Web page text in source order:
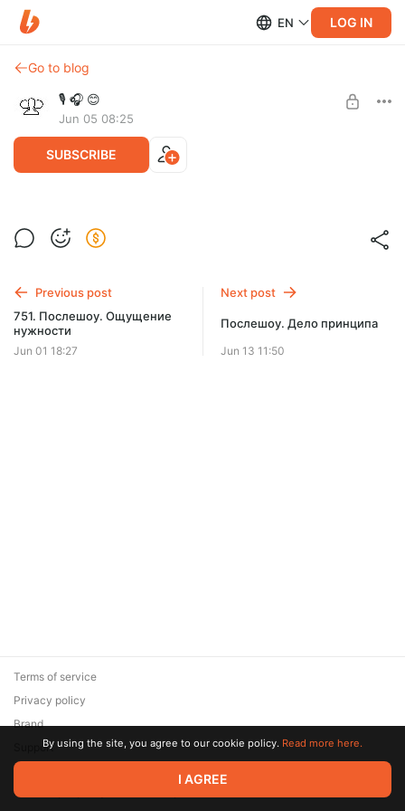
EN LOG IN
Go to blog
🎙 🎧 😊
Jun 05 08:25
SUBSCRIBE
752. Послешоу. Удар по самолюбию
должно быть — по рассуждали в после
UNLOCK POST
Previous post
751. Послешоу. Ощущение
нужности
Jun 01 18:27
Next post
Послешоу. Дело принципа
Jun 13 11:50
© 2026 Zaya Solutions Limited. All rights reserved. All trademarks
are the property of their respective owners.
Terms of service
Privacy policy
Brand
SupportBy using the site, you agree to our cookie policy. Read more here.
I AGREE